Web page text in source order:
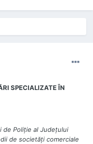
SPECIALIZATE ÎN
de Poliţie al Judeţului
de societăţi comerciale